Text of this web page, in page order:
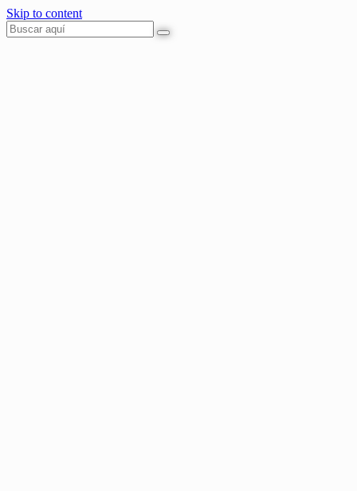
Skip to content